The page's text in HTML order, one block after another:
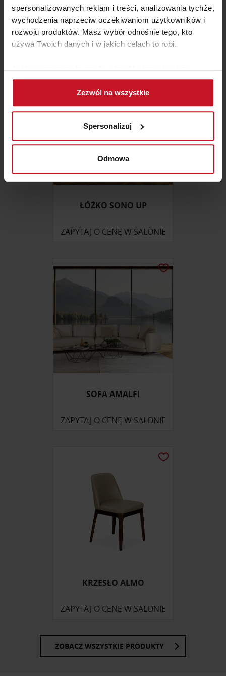
spersonalizowanych reklam i treści, analizowania tychże,
wychodzenia naprzeciw oczekiwaniom użytkowników i
rozwoju produktów. Masz wybór odnośnie tego, kto
używa Twoich danych i w jakich celach to robi.
Jeśli wyrazisz na to zgodę, chcielibyśmy również:
Gromadzić dane dotyczące Twojej lokalizacji
geograficznej z dokładnością nawet do kilku metrów
Identyfikować Twoje urządzenie, aktywnie
(fingerprinting, czyli wirtualny odcisk palca)
Dowiedz się więcej odnośnie tego, jak Twoje osobiste
dane są przetwarzane oraz ustaw własne preferencje w
zmienić lub wycofać swoją zgodę w dowolnej chwili.
Wykorzystujemy pliki cookie do spersonalizowania treści
analizować ruch w naszej witrynie. Informacje o tym, jak
Partnerzy mogą połączyć te informacje z innymi danymi
Zezwól na wszystkie
Spersonalizuj
Odmowa
WITRYNA HOPTRUP
ZAPYTAJ O CENĘ W SALONIE
ŁÓŻKO SONO UP
ZAPYTAJ O CENĘ W SALONIE
SOFA AMALFI
ZAPYTAJ O CENĘ W SALONIE
KRZESŁO ALMO
ZAPYTAJ O CENĘ W SALONIE
ZOBACZ WSZYSTKIE PRODUKTY